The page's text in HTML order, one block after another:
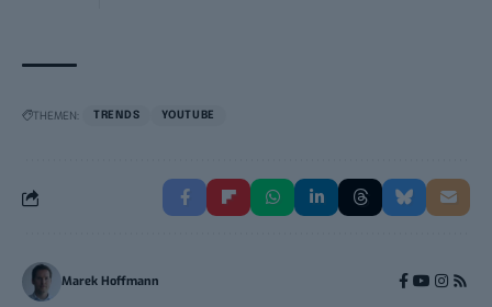
THEMEN: TRENDS YOUTUBE
Marek Hoffmann